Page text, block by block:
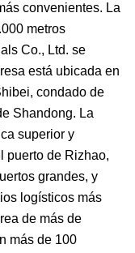
convenientes. La
metros
Co., Ltd. se
está ubicada en
condado de
Shandong. La
superior y
puerto de Rizhao,
grandes, y
logísticos más
de más de
más de 100